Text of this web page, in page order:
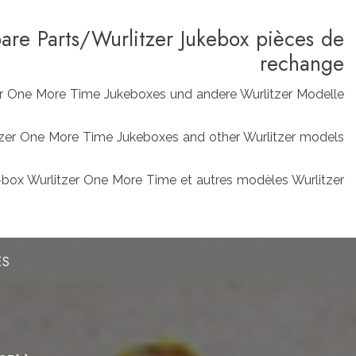
Parts/Wurlitzer Jukebox pièces de
rechange
More Time Jukeboxes und andere Wurlitzer Modelle
One More Time Jukeboxes and other Wurlitzer models
Wurlitzer One More Time et autres modèles Wurlitzer